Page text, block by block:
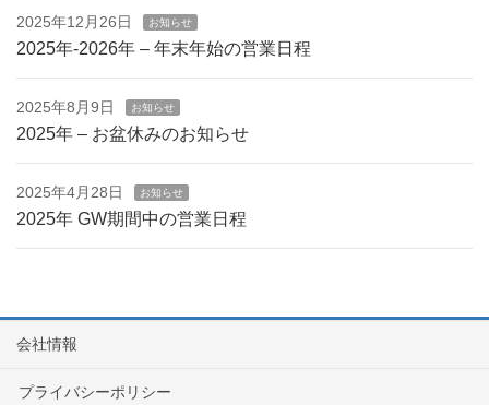
2025年12月26日 お知らせ
2025年-2026年 – 年末年始の営業日程
2025年8月9日 お知らせ
2025年 – お盆休みのお知らせ
2025年4月28日 お知らせ
2025年 GW期間中の営業日程
会社情報
プライバシーポリシー